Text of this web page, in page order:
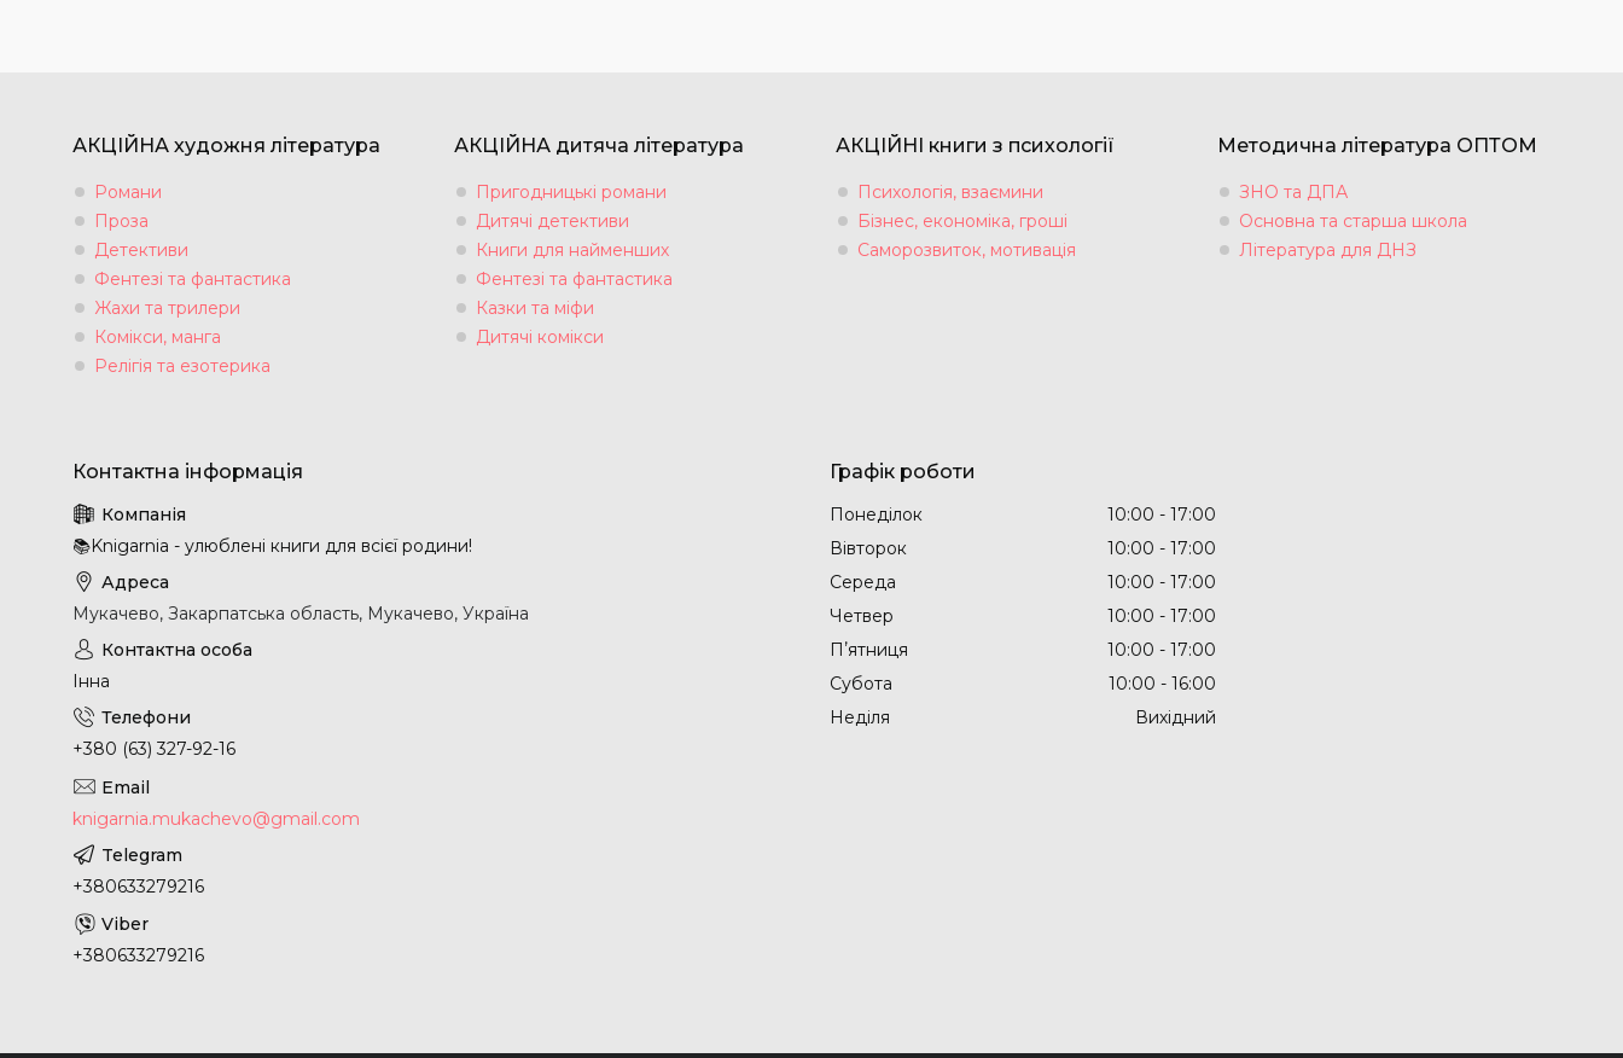
АКЦІЙНА художня література
Романи
Проза
Детективи
Фентезі та фантастика
Жахи та трилери
Комікси, манга
Релігія та езотерика
АКЦІЙНА дитяча література
Пригодницькі романи
Дитячі детективи
Книги для найменших
Фентезі та фантастика
Казки та міфи
Дитячі комікси
АКЦІЙНІ книги з психології
Психологія, взаємини
Бізнес, економіка, гроші
Саморозвиток, мотивація
Методична література ОПТОМ
ЗНО та ДПА
Основна та старша школа
Література для ДНЗ
📚Knigarnia - улюблені книги для всієї родини!
Мукачево, Закарпатська область, Мукачево, Україна
Інна
+380 (63) 327-92-16
knigarnia.mukachevo@gmail.com
+380633279216
+380633279216
Графік роботи
Понеділок 10:00
17:00
Вівторок
10:00
17:00
Середа
10:00
17:00
Четвер
10:00
17:00
Пʼятниця
10:00
17:00
Субота
10:00
16:00
Неділя
Вихідний